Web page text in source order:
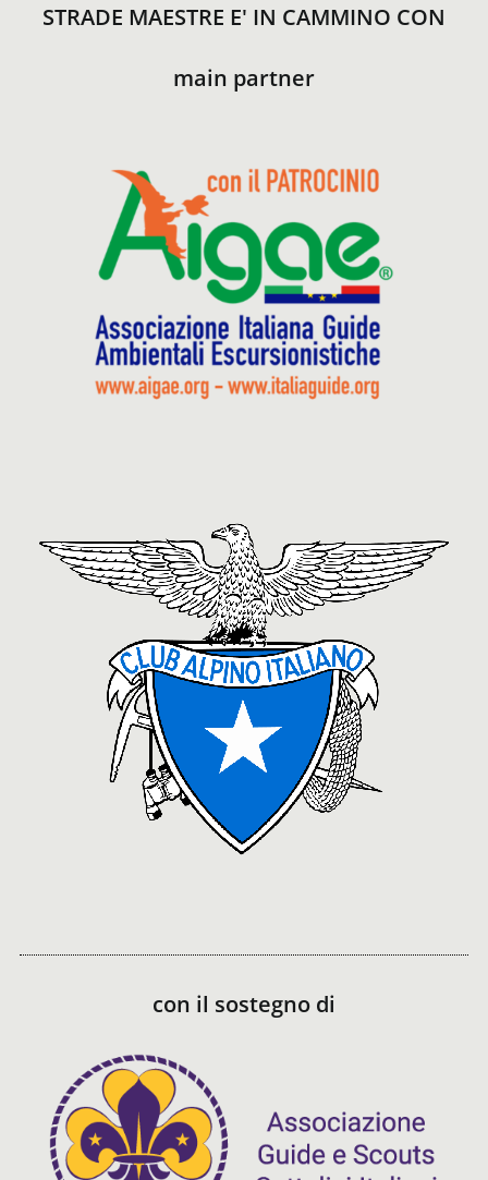
STRADE MAESTRE E' IN CAMMINO CON
main partner
con il sostegno di